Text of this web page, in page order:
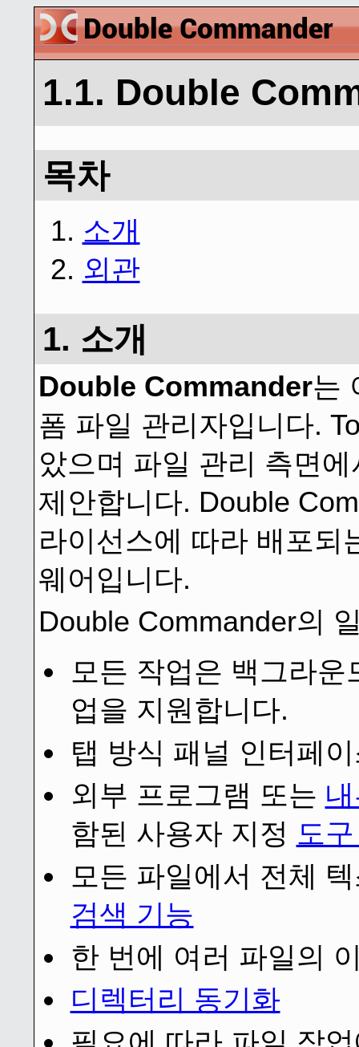
1.1. Double
목차
1. 소개
2. 외관
1. 소개
Double Commander는
폼 파일 관리자입니다.
았으며 파일 관리 측면
제안합니다. Double
라이선스에 따라 배포되
웨어입니다.
Double Commander의
모든 작업은 백그라
업을 지원합니다.
탭 방식 패널 인터페
외부 프로그램 또는
함된 사용자 지정 도
모든 파일에서 전체
검색 기능
한 번에 여러 파일의
디렉터리 동기화